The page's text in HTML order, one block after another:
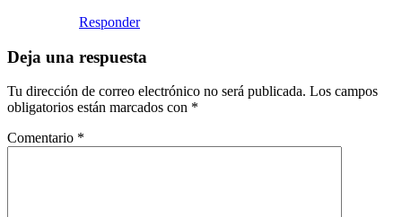
Responder
Deja una respuesta
Tu dirección de correo electrónico no será publicada. Los campos
obligatorios están marcados con *
Comentario *